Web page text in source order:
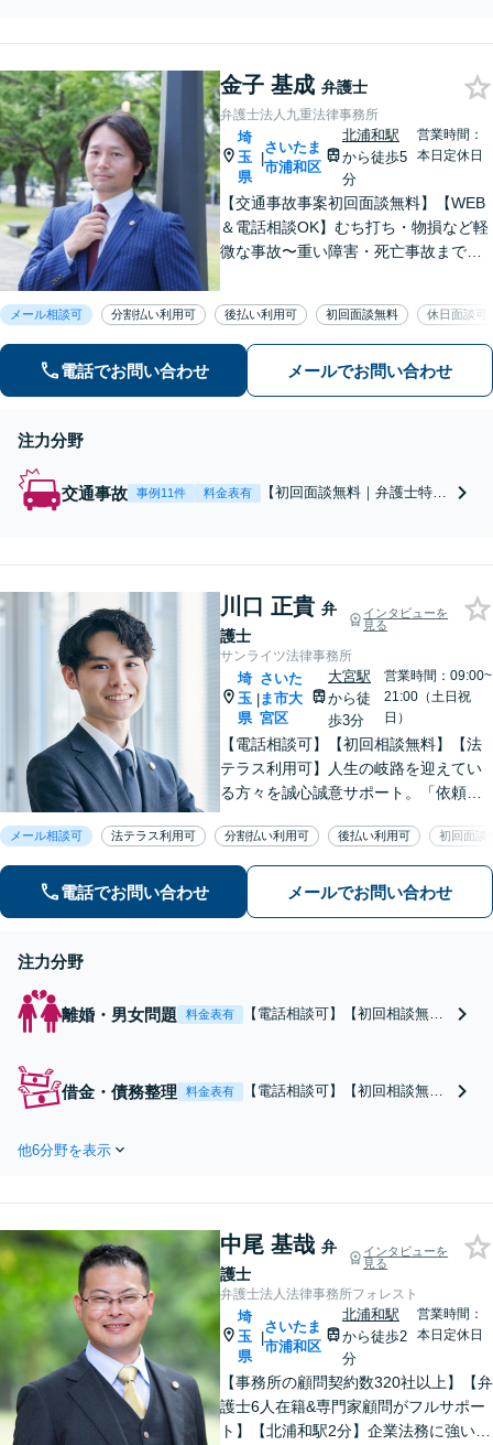
漢、暴行、窃盗など、幅広い事件に対
可】金子 基成 弁護士
弁護士法人九重法律事務所
埼
玉
県
|
さいたま
市浦和区
北浦和駅
から徒歩5
分
営業時間：
本日定休日
【交通事故事案初回面談無料】【WEB
＆電話相談OK】むち打ち・物損など軽
微な事故〜重い障害・死亡事故まで、
解決まで全て弁護士が対応し、負担を
軽減します【北浦和駅7分】
メール相談可 分割払い利用可 後払い利用可 初回面談無料 休日面談可
電話でお問い合わせ メールでお問い合わせ
注力分野
交通事故 事例11件 料金表有
【初回面談無料｜弁護士特約
社側の主張を予測し先回りし
た対応が可能。弁護士がチー
ムとなり、示談交渉、休業損
害、後遺障害などに対応
川口 正貴 弁
護士
インタビューを
見る
サンライツ法律事務所
埼
玉
県
|
さいた
ま市大
宮区
大宮駅
から徒
歩3分
営業時間：09:00~
21:00（土日祝
日）
【電話相談可】【初回相談無料】【法
テラス利用可】人生の岐路を迎えてい
る方々を誠心誠意サポート。「依頼者
女問題／借金問題／相続／企業法務／
刑事事件／交通事故／労働問題など、
幅広く対応【完全個室】【大宮駅3分】
メール相談可 法テラス利用可 分割払い利用可 後払い利用可 初回面談
電話でお問い合わせ メールでお問い合わせ
注力分野
離婚・男女問題 料金表有
【電話相談可】【初回相談無
目指します。住宅ローンが絡む
財産分与／親権・面会交流／不
借金・債務整理 料金表有
【電話相談可】【初回相談無
をストップ。対話によりベスト
人破産も実績多数【完全個室】
【大宮駅3分】
他6分野を表示
中尾 基哉 弁
護士
インタビューを
見る
弁護士法人法律事務所フォレスト
埼
玉
県
|
さいたま
市浦和区
北浦和駅
から徒歩2
分
営業時間：
本日定休日
【事務所の顧問契約数320社以上】【弁
護士6人在籍&専門家顧問がフルサポー
ト】【北浦和駅2分】企業法務に強い弁